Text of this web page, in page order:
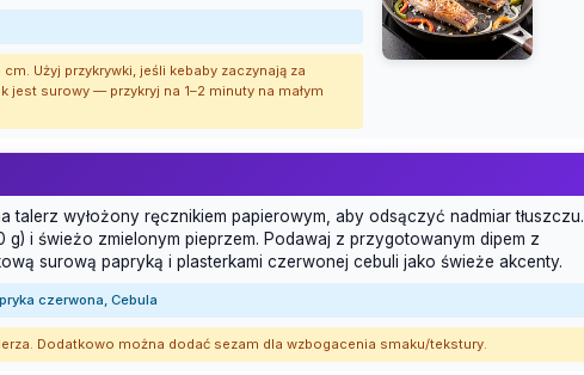
Użyj przykrywki, jeśli kebaby zaczynają za
jest surowy — przykryj na 1–2 minuty na małym
talerz wyłożony ręcznikiem papierowym, aby odsączyć nadmiar tłuszczu.
g) i świeżo zmielonym pieprzem. Podawaj z przygotowanym dipem z
surową papryką i plasterkami czerwonej cebuli jako świeże akcenty.
czerwona, Cebula
Dodatkowo można dodać sezam dla wzbogacenia smaku/tekstury.